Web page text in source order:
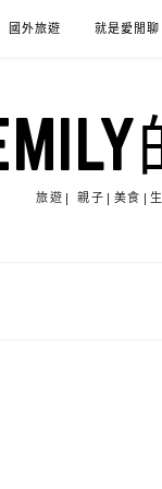
國外旅遊 就是愛閒聊
旅遊| 親子|美食|